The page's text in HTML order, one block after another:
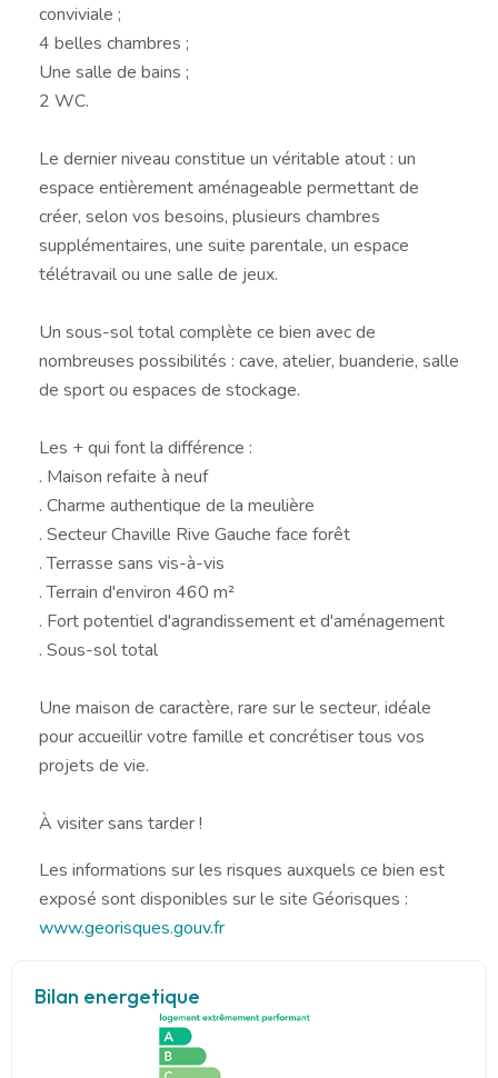
conviviale ;
4 belles chambres ;
Une salle de bains ;
2 WC.
Le dernier niveau constitue un véritable atout : un
espace entièrement aménageable permettant de
créer, selon vos besoins, plusieurs chambres
supplémentaires, une suite parentale, un espace
télétravail ou une salle de jeux.
Un sous-sol total complète ce bien avec de
nombreuses possibilités : cave, atelier, buanderie, salle
de sport ou espaces de stockage.
Les + qui font la différence :
. Maison refaite à neuf
. Charme authentique de la meulière
. Secteur Chaville Rive Gauche face forêt
. Terrasse sans vis-à-vis
. Terrain d'environ 460 m²
. Fort potentiel d'agrandissement et d'aménagement
. Sous-sol total
Une maison de caractère, rare sur le secteur, idéale
pour accueillir votre famille et concrétiser tous vos
projets de vie.
À visiter sans tarder !
Les informations sur les risques auxquels ce bien est
exposé sont disponibles sur le site Géorisques :
www.georisques.gouv.fr
Bilan energetique